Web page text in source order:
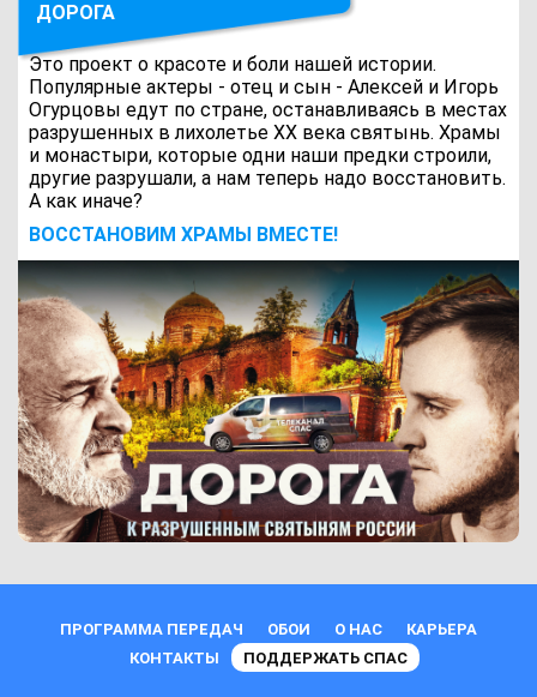
ДОРОГА
Это проект о красоте и боли нашей истории.
Популярные актеры - отец и сын - Алексей и Игорь
Огурцовы едут по стране, останавливаясь в местах
разрушенных в лихолетье ХХ века святынь. Храмы
и монастыри, которые одни наши предки строили,
другие разрушали, а нам теперь надо восстановить.
А как иначе?
ВОCСТАНОВИМ ХРАМЫ ВМЕСТЕ!
ПРОГРАММА ПЕРЕДАЧ ОБОИ О НАС
КАРЬЕРА
КОНТАКТЫ
ПОДДЕРЖАТЬ СПАС